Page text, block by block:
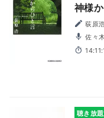
神様
荻原
佐々
聴き放